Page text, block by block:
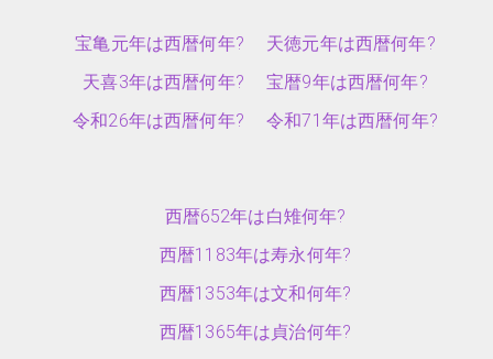
宝亀元年は西暦何年?
天徳元年は西暦何年?
天喜3年は西暦何年?
宝暦9年は西暦何年?
令和26年は西暦何年?
令和71年は西暦何年?
西暦652年は白雉何年?
西暦1183年は寿永何年?
西暦1353年は文和何年?
西暦1365年は貞治何年?